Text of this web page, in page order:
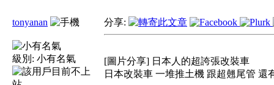
tonyanan
級別: 小有名氣
分享:
[圖片分享] 日本人的超誇張改裝車
日本改裝車 一堆推土機 跟超翹尾管 還